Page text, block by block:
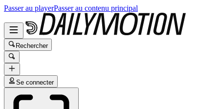
Passer au playerPasser au contenu principal
Rechercher
Se connecter